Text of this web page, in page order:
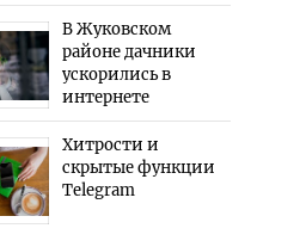
В Жуковском
районе дачники
ускорились в
интернете
Хитрости и
скрытые функции
Telegram